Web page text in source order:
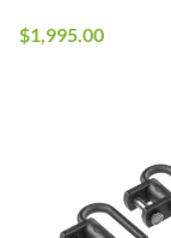
$1,995.00